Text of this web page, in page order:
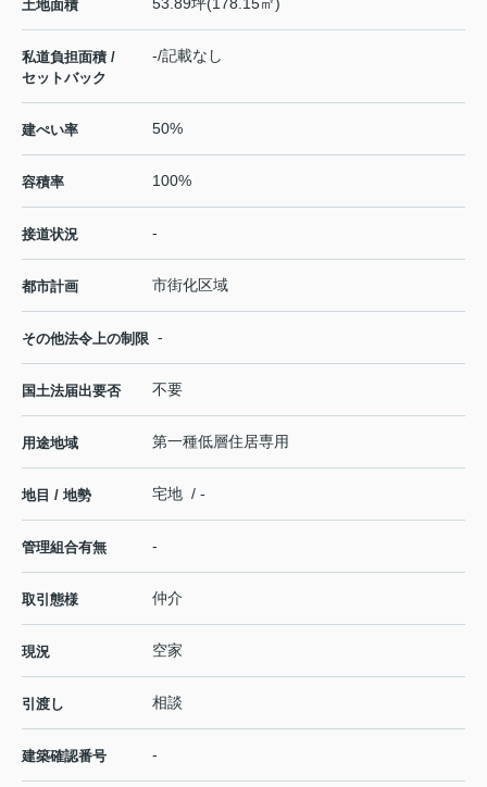
土地面積
私道負担面積 /
セットバック
-/記載なし
建ぺい率 50%
容積率 100%
接道状況 -
都市計画 市街化区域
その他法令上の制限 -
国土法届出要否 不要
用途地域 第一種低層住居専用
地目 / 地勢 宅地 / -
管理組合有無 -
取引態様 仲介
現況 空家
引渡し 相談
建築確認番号 -